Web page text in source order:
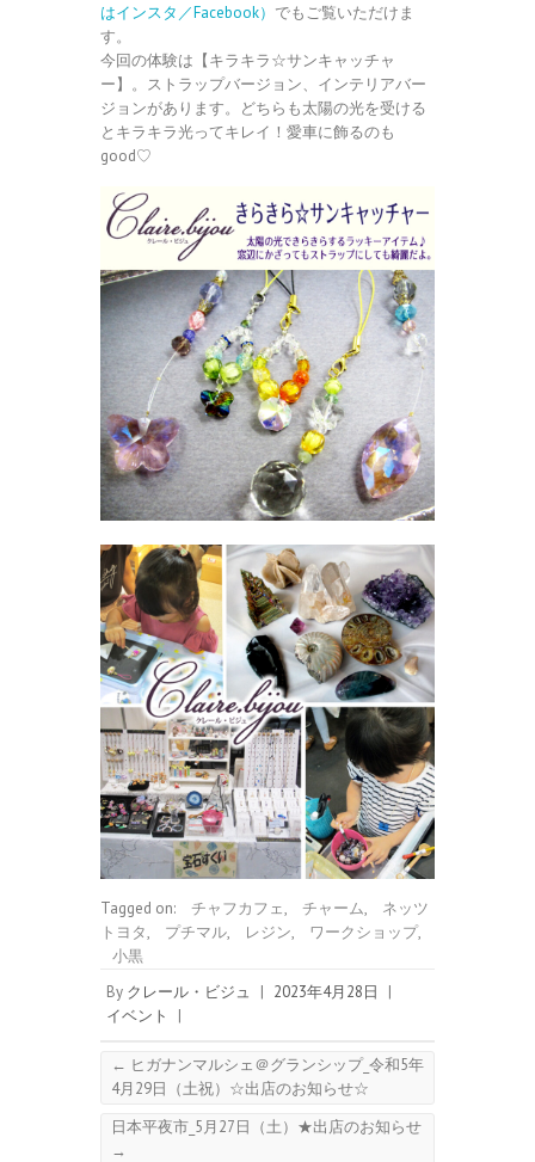
はインスタ／Facebook） でもご覧いただけま
す。
今回の体験は【キラキラ☆サンキャッチャ
ー】。ストラップバージョン、インテリアバー
ジョンがあります。どちらも太陽の光を受ける
とキラキラ光ってキレイ！愛車に飾るのも
good♡
Tagged on: チャフカフェ, チャーム,
ネッツ
トヨタ, プチマル, レジン, ワークショップ,
小黒
By クレール・ビジュ | 2023年4月28日
|
イベント
|
← ヒガナンマルシェ＠グランシップ_令和5年
4月29日（土祝）☆出店のお知らせ☆
日本平夜市_5月27日（土）★出店のお知らせ
→